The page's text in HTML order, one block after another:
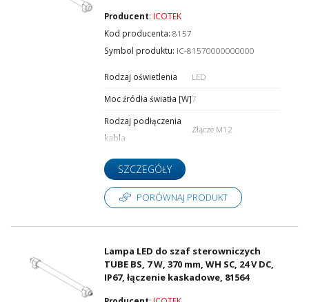
Producent: ICOTEK
Kod producenta:8157
Symbol produktu: IC-81570000000000
Rodzaj oświetlenia
LED
Moc źródła światła [W]7
Rodzaj podłączenia
kabla
Złącze M12
SZCZEGÓŁY
PORÓWNAJ PRODUKT
Lampa LED do szaf sterowniczych
TUBE BS, 7 W, 370 mm, WH SC, 24 V DC,
IP67, łączenie kaskadowe, 81564